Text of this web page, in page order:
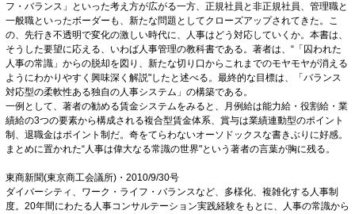
フ・バランス」といった考え方が広がる一方、正規社員と非正規社員、管理職と
一般職といったボーダーも、新たな問題としてクローズアップされてきた。こ
の、先行き不透明で変化の激しい時代に、人事はどう対応していくか。本書は、
そうした要望に応える、いわば人事管理の教科書である。著者は、“「囚われた
人事の常識」からの脱却を図り、新たな切り口からこれまでのモヤモヤが消える
ようにわかりやすく興味深く解説"したと述べる。最終的な目標は、「バランス
対応型の柔軟性ある独自の人事システム」の構築である。
一例として、著者の勧める賃金システムをみると、月例給は能力給・役割給・業
績給の3つの要素から構成される複合型賃金体系、賞与は業績連動型のポイント
制、退職金はポイント制だ。奇をてらわないオーソドックスな書きぶりに好感。
まとめに置かれた“人事は偉大なる常識の世界"という著者の言葉が胸に残る。
東商新聞(東京商工会議所)・2010/9/30号
ダイバーシティ、ワーク・ライフ・バランスなど、多様化、複雑化する人事制
度。20年間にわたる人事コンサルテーション実践経験をもとに、人事の常識から